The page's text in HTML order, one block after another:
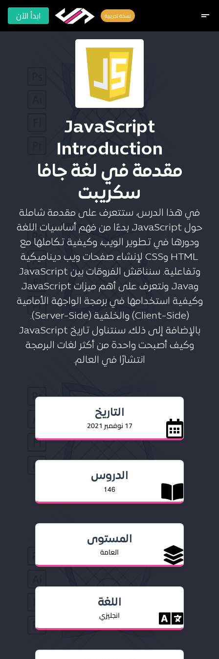
short_text نسخة تجريبية ابدأ الآن
JavaScript
Introduction
مقدمة في لغة جافا
سكريبت
في هذا الدرس، ستتعرف على مقدمة شاملة
حول JavaScript، بدءًا من فهم أساسيات اللغة
ودورها في تطوير الويب، وكيفية تكاملها مع
HTML وCSS لإنشاء صفحات ويب ديناميكية
وتفاعلية. سنناقش الفروقات بين JavaScript
وJava، ونتعرف على أهم ميزات JavaScript،
وكيفية استخدامها في برمجة الواجهة الأمامية
(Client-Side) والخلفية (Server-Side).
بالإضافة إلى ذلك، سنتناول تاريخ JavaScript
وكيف أصبحت واحدة من أكثر لغات البرمجة
انتشارًا في العالم.
التاريخ
17 نوفمبر 2021
الدروس
146
المستوى
العامة
اللغة
انجليزي